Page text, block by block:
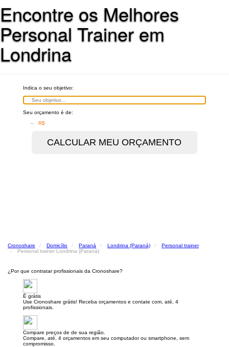
Encontre os Melhores
Personal Trainer em
Londrina
Indica o seu objetivo:
Seu orçamento é de:
– R$
Cronoshare Domicílio Paraná Londrina (Paraná)
Personal trainer
Personal trainer Londrina (Paraná)
¿Por que contratar profissionais da Cronoshare?
É grátis
Use Cronoshare grátis! Receba orçamentos e contate com, até, 4
profissionais.
Compare preços de de sua região.
Compare, até, 4 orçamentos em seu computador ou smartphone, sem
compromisso.